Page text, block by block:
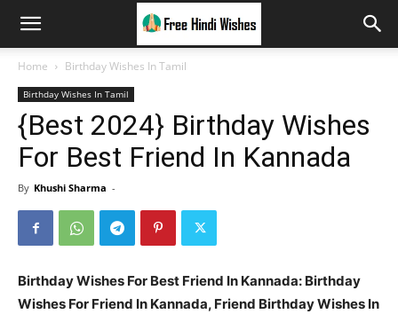
Home Birthday Wishes In Tamil
Birthday Wishes In Tamil
{Best 2024} Birthday Wishes
For Best Friend In Kannada
By Khushi Sharma -
Birthday Wishes For Best Friend In Kannada: Birthday
Wishes For Friend In Kannada, Friend Birthday Wishes In